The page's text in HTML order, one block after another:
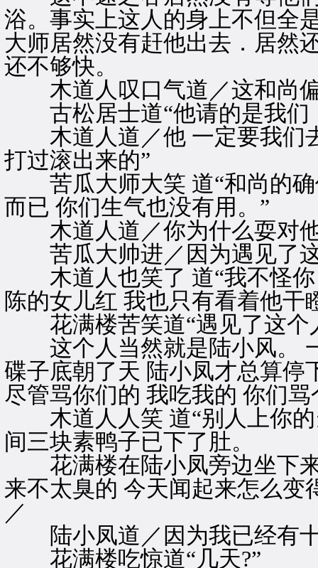
浴。事实上这人的身上不但全
大师居然没有赶他出去．居然
还不够快。
木道人叹口气道／这和尚
古松居士道“他请的是我们
木道人道／他 一定要我们
打过滚出来的”
苦瓜大师大笑 道“和尚的确
而已 你们生气也没有用。”
木道人道／你为什么耍对他
苦瓜大帅进／因为遇见了这
木道人也笑了 道“我不怪你
陈的女儿红 我也只有看着他干
花满楼苦笑道“遇见了这个
这个人当然就是陆小风。
碟子底朝了天 陆小凤才总算停
尽管骂你们的 我吃我的 你们
木道人人笑 道“别人上你的
间三块素鸭子已下了肚。
花满楼在陆小凤旁边坐下来
来不太臭的 今天闻起来怎么变
／
陆小凤道／因为我已经有十
花满楼吃惊道“几天?”